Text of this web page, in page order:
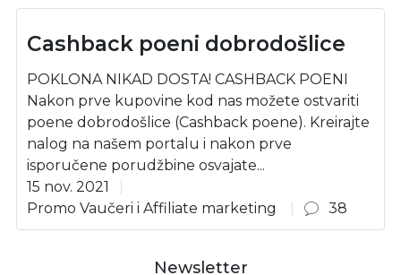
Cashback poeni dobrodošlice
POKLONA NIKAD DOSTA! CASHBACK POENI
Nakon prve kupovine kod nas možete ostvariti
poene dobrodošlice (Cashback poene). Kreirajte
nalog na našem portalu i nakon prve
isporučene porudžbine osvajate...
15 nov. 2021
Promo Vaučeri i Affiliate marketing
38
Newsletter